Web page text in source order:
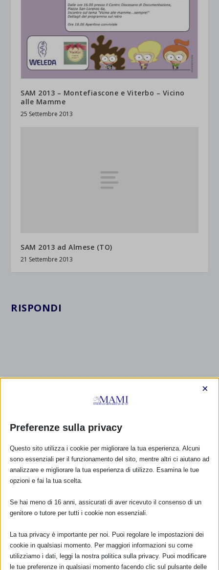
SAM 2013 – Montefiascone e Viterbo – Vicino
alle Mamme
25 Settembre 2013
SAM 2013 ad Almese (TO)
21 Settembre 2013
RISPONDI
CALENDARIO EVENTI
Preferenze sulla privacy
×
Questo sito utilizza i cookie per migliorare la tua esperienza. Alcuni
sono essenziali per il funzionamento del sito, mentre altri ci aiutano ad
analizzare e migliorare la tua esperienza di utilizzo. Esamina le tue
opzioni e fai la tua scelta.
Se hai meno di 16 anni, assicurati di aver ricevuto il consenso di un
genitore o tutore per tutti i cookie non essenziali.
La tua privacy è importante per noi. Puoi regolare le impostazioni dei
cookie in qualsiasi momento. Per maggiori informazioni su come
utilizziamo i dati, leggi la nostra politica sulla privacy. Puoi modificare
le tue preferenze in qualsiasi momento facendo clic sul pulsante delle